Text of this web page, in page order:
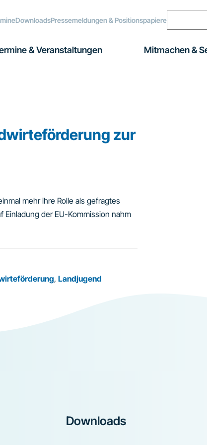
DownloadsPressemeldungen & Positionspapiere
& Veranstaltungen Mitmachen &
zur
mehr ihre Rolle als gefragtes
der EU-Kommission nahm
, Landjugend
Downloads